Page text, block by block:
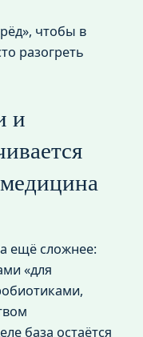
чтобы в
разогреть
и
ещё сложнее:
«для
база остаётся